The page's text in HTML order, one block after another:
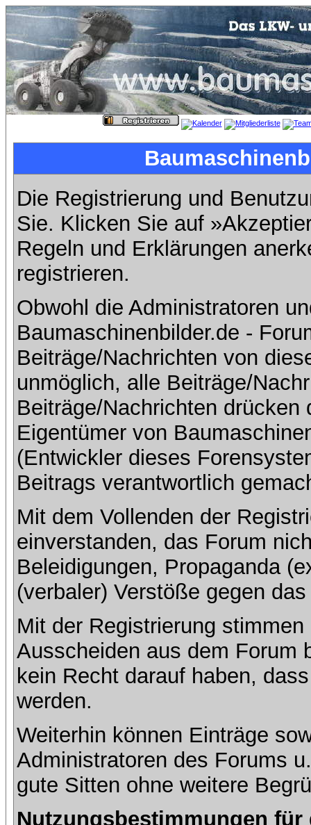
Die Registrierung und
Sie. Klicken Sie auf
Regeln und Erklärungen
registrieren.
Obwohl die Administratoren
Baumaschinenbilder.de -
Beiträge/Nachrichten von
unmöglich, alle Beiträge/
Beiträge/Nachrichten
Eigentümer von
(Entwickler dieses
Beitrags verantwortlich
Mit dem Vollenden der
einverstanden, das Forum
Beleidigungen, Propaganda
(verbaler) Verstöße gegen
Mit der Registrierung
Ausscheiden aus dem Forum
kein Recht darauf haben,
werden.
Weiterhin können Einträge
Administratoren des Forums
gute Sitten ohne weitere
Nutzungsbestimmungen